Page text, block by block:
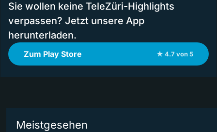
Sie wollen keine TeleZüri-Highlights
verpassen? Jetzt unsere App
herunterladen.
Zum Play Store ★ 4.7 von 5
Meistgesehen